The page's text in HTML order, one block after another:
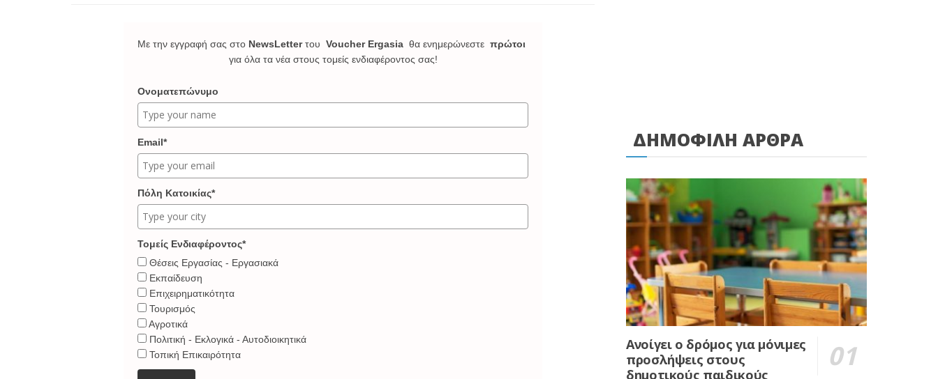
Με την εγγραφή σας στο NewsLetterτου Voucher Ergasia θα ενημερώνεστε πρώτοι
για όλα τα νέα στους τομείς ενδιαφέροντος σας!
Ονοματεπώνυμο
Email*
Πόλη Κατοικίας*
Τομείς Ενδιαφέροντος*
Θέσεις Εργασίας - Εργασιακά
Εκπαίδευση
Επιχειρηματικότητα
Τουρισμός
Αγροτικά
Πολιτική - Εκλογικά - Αυτοδιοικητικά
Τοπική Επικαιρότητα
ΔΗΜΟΦΙΛΗ ΑΡΘΡΑ
Ανοίγει ο δρόμος για μόνιμες
προσλήψεις στους
δημοτικούς παιδικούς